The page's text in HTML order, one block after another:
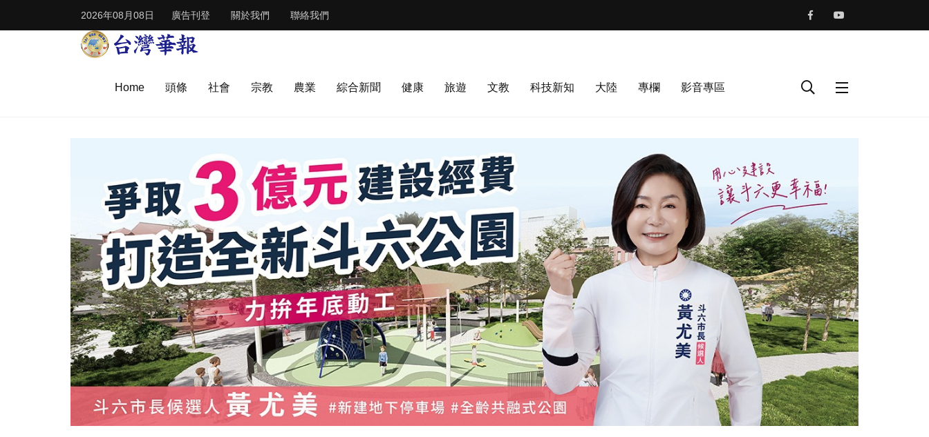
2026年08月08日 廣告刊登 關於我們 聯絡我們
Home 頭條 社會 宗教 農業 綜合新聞 健康 旅遊 文教 科技新知 大陸 專欄 影音專區